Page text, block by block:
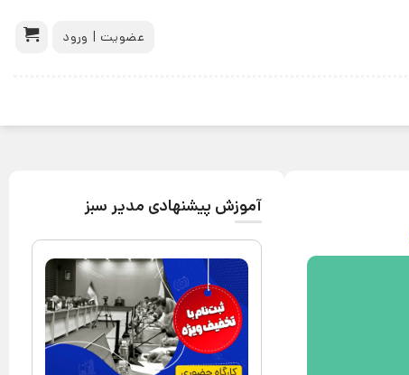
عضویت | ورود
آموزش پیشنهادی مدیر سبز